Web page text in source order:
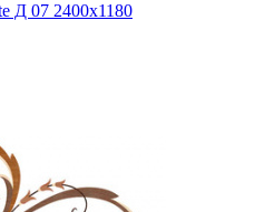
Д 07 2400х1180